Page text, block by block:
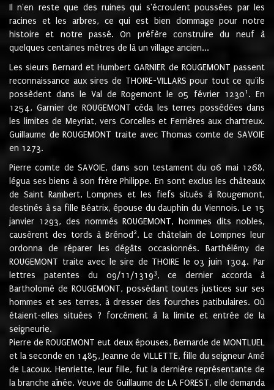
Il n'en reste que des ruines qui s'écroulent poussées par les
racines et les arbres, ce qui est bien dommage pour notre
histoire et notre passé. On préfère construire du neuf à
quelques centaines mètres de là un village ancien...
Les sieurs Bernard et Humbert GARNIER de ROUGEMONT passent
reconnaissance aux sires de THOIRE-VILLARS pour tout ce qu'ils
possèdent dans le Val de Rogemont le 05 février 12301 . En
1254, Garnier de ROUGEMONT céda les terres possédées dans
les limites de Meyriat, vers Corcelles et Ferrières aux chartreux.
Guillaume de ROUGEMONT traite avec Thomas comte de SAVOIE
en 1273.
Pierre comte de SAVOIE, dans son testament du 06 mai 1268,
légua ses biens à son frère Philippe. En sont exclus les châteaux
de Saint Rambert, Lompnes et les fiefs situés à Rougemont,
destinés à sa fille Béatrix, épouse du dauphin du Viennois. Le 15
janvier 1293, des nommés ROUGEMONT, hommes dits nobles,
causèrent des tords à Brénod 2. Le châtelain de Lompnes leur
ordonna de réparer les dégâts occasionnés. Barthélémy de
ROUGEMONT traite avec le sire de THOIRE le 03 juin 1304. Par
lettres patentes du 09/11/13193, ce dernier accorda à
Bartholomé de ROUGEMONT, possédant toutes justices sur ses
hommes et ses terres, à dresser des fourches patibulaires. Où
étaient-elles situées ? forcément à la limite et entrée de la
seigneurie.
Pierre de ROUGEMONT eut deux épouses, Bernarde de MONTLUEL
et la seconde en 1485, Jeanne de VILLETTE, fille du seigneur Amé
de Lacoux. Henriette, leur fille, fut la dernière représentante de
la branche aînée. Veuve de Guillaume de LA FOREST, elle demanda